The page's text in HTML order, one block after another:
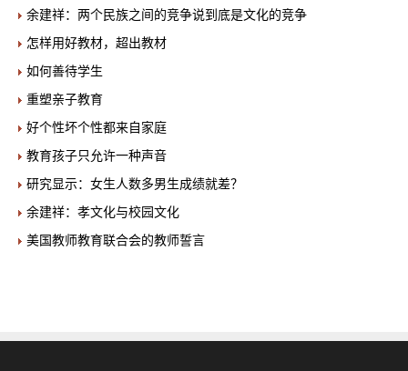
余建祥：两个民族之间的竞争说到底是文化的竞争
怎样用好教材，超出教材
如何善待学生
重塑亲子教育
好个性坏个性都来自家庭
教育孩子只允许一种声音
研究显示：女生人数多男生成绩就差？
余建祥：孝文化与校园文化
美国教师教育联合会的教师誓言